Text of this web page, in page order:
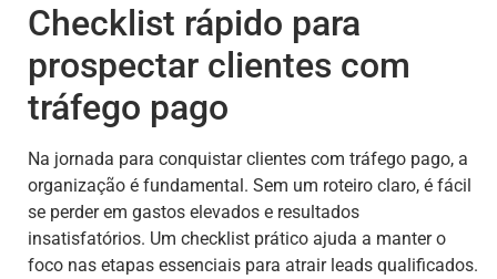
Checklist rápido para
prospectar clientes com
tráfego pago
Na jornada para conquistar clientes com tráfego pago, a
organização é fundamental. Sem um roteiro claro, é fácil
se perder em gastos elevados e resultados
insatisfatórios. Um checklist prático ajuda a manter o
foco nas etapas essenciais para atrair leads qualificados.